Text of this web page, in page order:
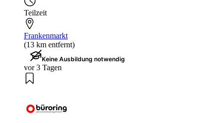
Teilzeit
Frankenmarkt
(13 km entfernt)
Keine Ausbildung notwendig
vor 3 Tagen